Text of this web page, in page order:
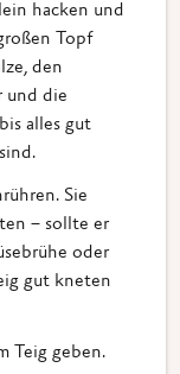
hacken und
Topf
den
und die
alles gut
Sie
– sollte er
oder
gut kneten
Teig geben.